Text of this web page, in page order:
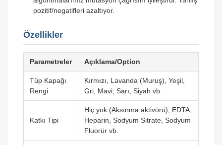
pozitif/negatifleri azaltıyor.
Özellikler
Parametreler Açıklama/Option
Tüp Kapağı
Rengi
Kırmızı, Lavanda (Muruş), Yeşil,
Gri, Mavi, Sarı, Siyah vb.
Katkı Tipi
Hiç yok (Aksınma aktivörü), EDTA,
Heparin, Sodyum Sitrate, Sodyum
Fluorür vb.